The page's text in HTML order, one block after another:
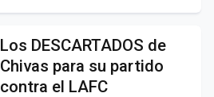
Los DESCARTADOS de
Chivas para su partido
contra el LAFC